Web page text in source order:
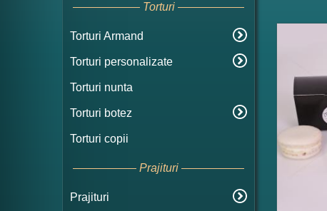
Torturi
Torturi Armand
Torturi personalizate
Torturi nunta
Torturi botez
Torturi copii
Prajituri
Prajituri